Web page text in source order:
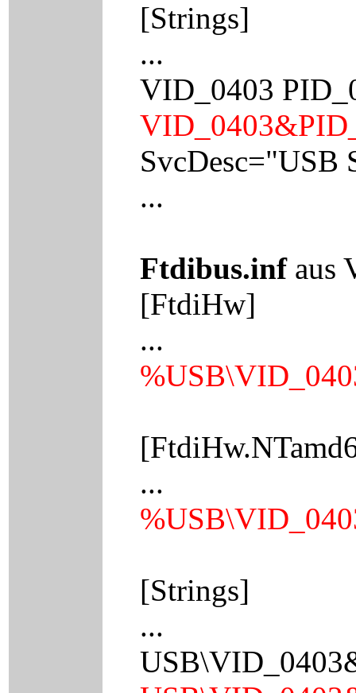
[Strings]
...
VID_0403
SvcDesc="USB
...
Ftdibus.infaus
[FtdiHw]
...
...
[Strings]
...